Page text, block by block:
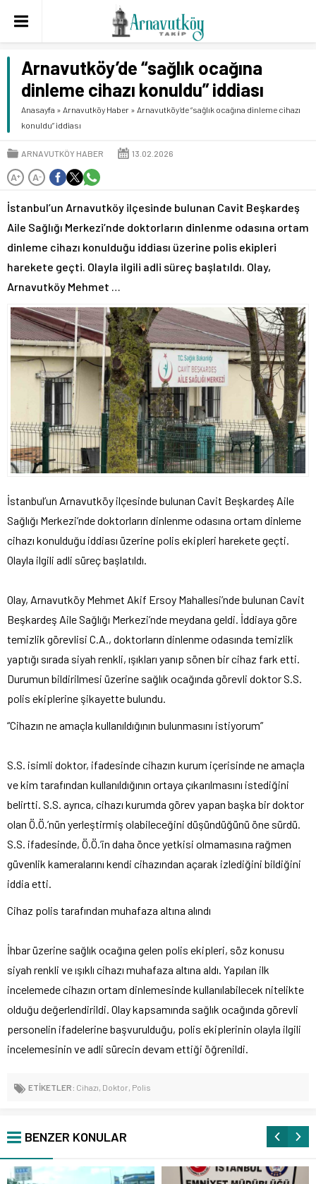
Arnavutköy’de “sağlık ocağına
dinleme cihazı konuldu” iddiası
Anasayfa » Arnavutköy Haber » Arnavutköy’de “sağlık ocağına dinleme cihazı
konuldu” iddiası
ARNAVUTKÖY HABER 13.02.2026
A+ A-
İstanbul’un Arnavutköy ilçesinde bulunan Cavit Beşkardeş
Aile Sağlığı Merkezi’nde doktorların dinlenme odasına ortam
dinleme cihazı konulduğu iddiası üzerine polis ekipleri
harekete geçti. Olayla ilgili adli süreç başlatıldı. Olay,
Arnavutköy Mehmet …
İstanbul’un Arnavutköy ilçesinde bulunan Cavit Beşkardeş Aile
Sağlığı Merkezi’nde doktorların dinlenme odasına ortam dinleme
cihazı konulduğu iddiası üzerine polis ekipleri harekete geçti.
Olayla ilgili adli süreç başlatıldı.
Olay, Arnavutköy Mehmet Akif Ersoy Mahallesi’nde bulunan Cavit
Beşkardeş Aile Sağlığı Merkezi’nde meydana geldi. İddiaya göre
temizlik görevlisi C.A., doktorların dinlenme odasında temizlik
yaptığı sırada siyah renkli, ışıkları yanıp sönen bir cihaz fark etti.
Durumun bildirilmesi üzerine sağlık ocağında görevli doktor S.S.
polis ekiplerine şikayette bulundu.
“Cihazın ne amaçla kullanıldığının bulunmasını istiyorum”
S.S. isimli doktor, ifadesinde cihazın kurum içerisinde ne amaçla
ve kim tarafından kullanıldığının ortaya çıkarılmasını istediğini
belirtti. S.S. ayrıca, cihazı kurumda görev yapan başka bir doktor
olan Ö.Ö.’nün yerleştirmiş olabileceğini düşündüğünü öne sürdü.
S.S. ifadesinde, Ö.Ö.’in daha önce yetkisi olmamasına rağmen
güvenlik kameralarını kendi cihazından açarak izlediğini bildiğini
iddia etti.
Cihaz polis tarafından muhafaza altına alındı
İhbar üzerine sağlık ocağına gelen polis ekipleri, söz konusu
siyah renkli ve ışıklı cihazı muhafaza altına aldı. Yapılan ilk
incelemede cihazın ortam dinlemesinde kullanılabilecek nitelikte
olduğu değerlendirildi. Olay kapsamında sağlık ocağında görevli
personelin ifadelerine başvurulduğu, polis ekiplerinin olayla ilgili
incelemesinin ve adli sürecin devam ettiği öğrenildi.
ETİKETLER: Cihazı, Doktor, Polis
BENZER KONULAR